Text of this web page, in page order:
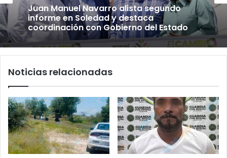
Juan Manuel Navarro alista segundo
informe en Soledad y destaca
coordinación con Gobierno del Estado
Noticias relacionadas